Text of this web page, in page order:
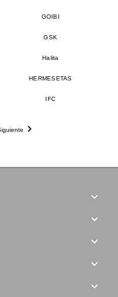
GOIBI
GSK
Halita
HERMESETAS
IFC